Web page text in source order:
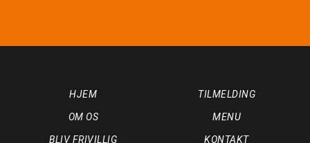
HJEM TILMELDING
OM OS MENU
BLIV FRIVILLIG KONTAKT